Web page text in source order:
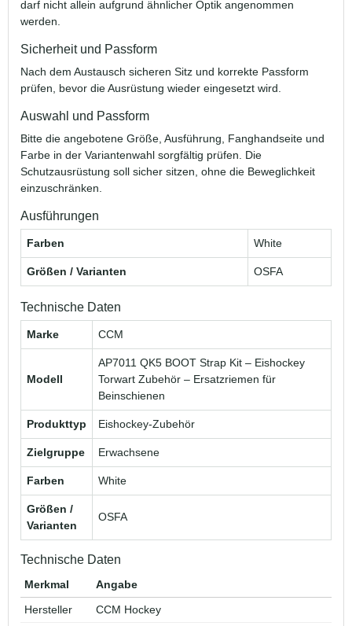
darf nicht allein aufgrund ähnlicher Optik angenommen
werden.
Sicherheit und Passform
Nach dem Austausch sicheren Sitz und korrekte Passform
prüfen, bevor die Ausrüstung wieder eingesetzt wird.
Auswahl und Passform
Bitte die angebotene Größe, Ausführung, Fanghandseite und
Farbe in der Variantenwahl sorgfältig prüfen. Die
Schutzausrüstung soll sicher sitzen, ohne die Beweglichkeit
einzuschränken.
Ausführungen
Farben White
Größen / Varianten OSFA
Technische Daten
Marke CCM
Modell
AP7011 QK5 BOOT Strap Kit – Eishockey
Torwart Zubehör – Ersatzriemen für
Beinschienen
Produkttyp Eishockey-Zubehör
Zielgruppe Erwachsene
Farben White
Größen /
Varianten
OSFA
Technische Daten
Merkmal
Angabe
Hersteller
CCM Hockey